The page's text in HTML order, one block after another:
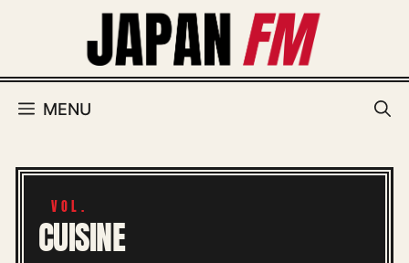
MENU
CUISINE